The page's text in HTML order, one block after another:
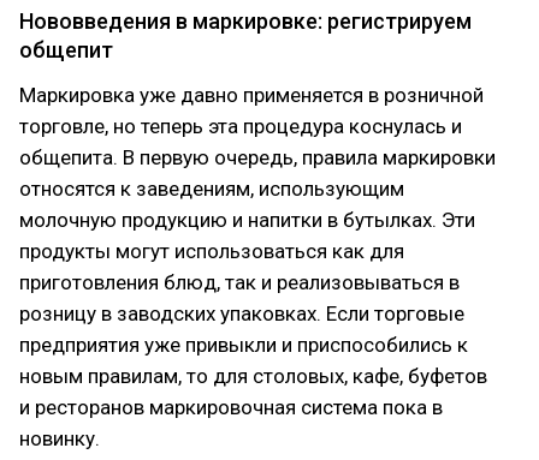
Нововведения в маркировке: регистрируем
общепит
Маркировка уже давно применяется в розничной
торговле, но теперь эта процедура коснулась и
общепита. В первую очередь, правила маркировки
относятся к заведениям, использующим
молочную продукцию и напитки в бутылках. Эти
продукты могут использоваться как для
приготовления блюд, так и реализовываться в
розницу в заводских упаковках. Если торговые
предприятия уже привыкли и приспособились к
новым правилам, то для столовых, кафе, буфетов
и ресторанов маркировочная система пока в
новинку.